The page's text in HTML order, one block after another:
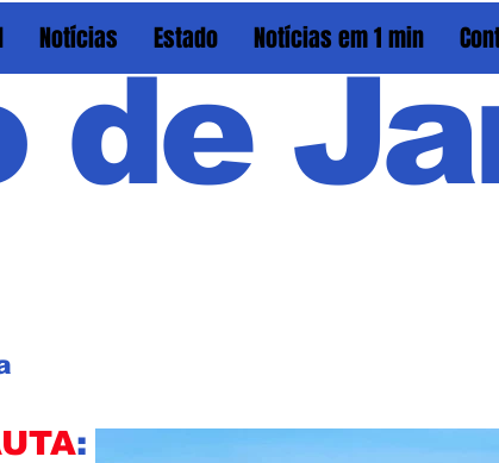
Notícias Estado Notícias em 1 min
de
: